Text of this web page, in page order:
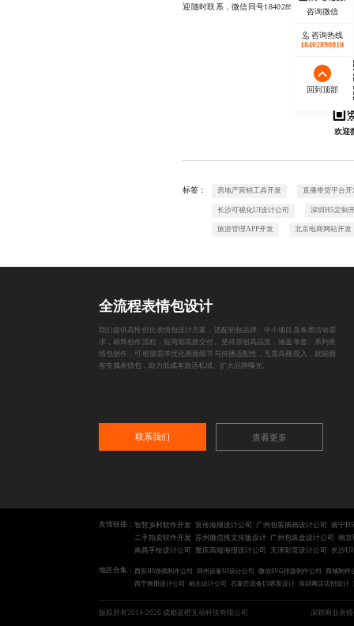
迎随时联系，微信同号18402890810。
欢迎
标签： 房地产营销工具开发 直播带货平台开
长沙可视化UI设计公司 深圳H5定制
旅游管理APP开发 北京电商网站开发
咨询热线
18402890810
回到顶部
全流程表情包设计
我们提供高性价比表情包设计方案，适配初创品牌、中小项目及各类活动需
求，精简创作流程，短周期高效交付。坚持原创高品质，涵盖单套、系列表
情包创作，可根据需求优化画面细节与传播适配性，无需高额投入，就能拥
有专属表情包，助力低成本激活私域、扩大品牌曝光。
联系我们 查看更多
友情链接： 智慧乡村软件开发 宣传海报设计公司 广州包装插画设计公司
南宁
二手拍卖软件开发 苏州微信推文排版设计 广州包装盒设计公司
南
南昌手绘设计公司
重庆高端海报设计公司 天津彩页设计公司 长沙
地区合集： 西安H5游戏制作公司 郑州设备UI设计公司 微信SVG排版制作公司
商城制作
西宁画册设计公司
标志设计公司 石家庄设备UI界面设计 深圳网店店招设计
版权所有2014-2026 成都蓝橙互动科技有限公司 深耕商业表